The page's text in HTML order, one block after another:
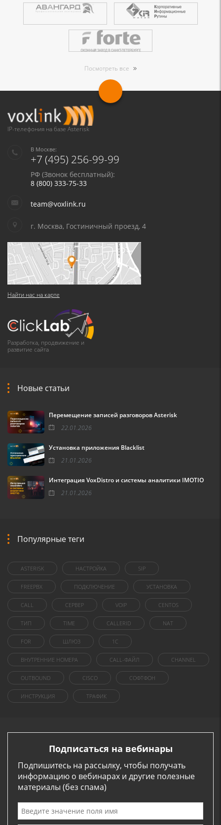
Посмотреть все
IP-телефония на базе Asterisk
В Москве:
+7 (495) 256-99-99
РФ (Звонок бесплатный):
8 (800) 333-75-33
team@voxlink.ru
г. Москва, Гостиничный проезд, 4
Найти нас на карте
Разработка, продвижение и
развитие сайта
Новые статьи
Перемещение записей разговоров Asterisk
22.01.2026
Установка приложения Blacklist
21.01.2026
Интеграция VoxDistro и системы аналитики IMOTIO
21.01.2026
Популярные теги
ASTERISK НАСТРОЙКА SIP
FREEPBX ПОДКЛЮЧЕНИЕ УСТАНОВКА
CALL СЕРВЕР VOIP CENTOS
ТИП TIME CALLERID NAT
FOR ШЛЮЗ 1C
ВНУТРЕННИЕ НОМЕРА CALL-ФАЙЛ CHANNEL
OUTBOUND CISCO СОФТФОН
ИНСТРУКЦИЯ ТРАФИК
Подписаться на вебинары
Подпишитесь на рассылку, чтобы получать
информацию о вебинарах и другие полезные
материалы (без спама)